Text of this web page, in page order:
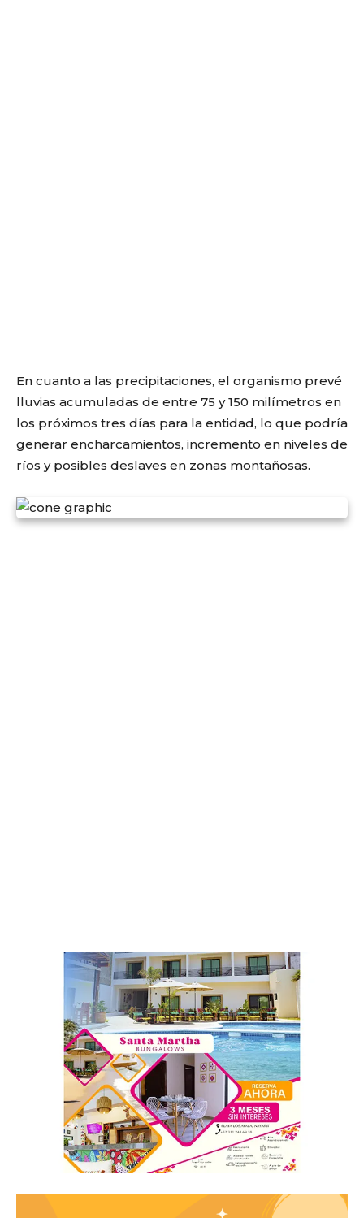
En cuanto a las precipitaciones, el organismo prevé
lluvias acumuladas de entre 75 y 150 milímetros en
los próximos tres días para la entidad, lo que podría
generar encharcamientos, incremento en niveles de
ríos y posibles deslaves en zonas montañosas.